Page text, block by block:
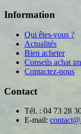
Information
Qui êtes-vous ?
Actualités
Bien acheter
Conseils achat
Contactez-nous
Contact
Tél. : 04 73 28
E-mail: